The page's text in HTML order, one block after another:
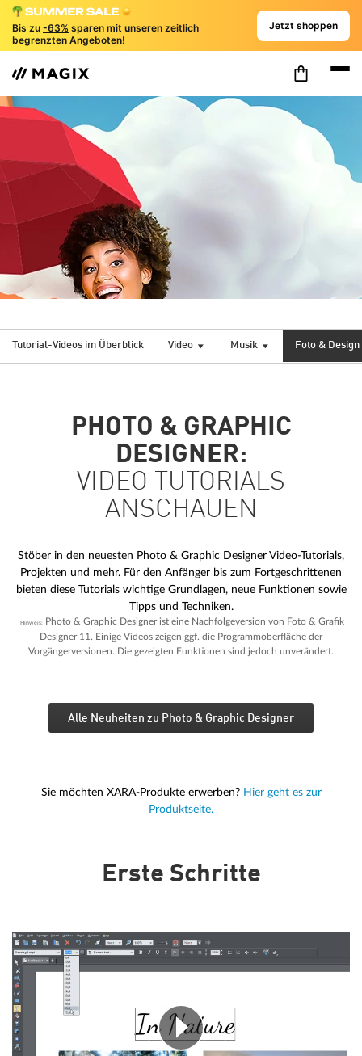
Bis zu -63% sparen mit unseren zeitlich
begrenzten Angeboten!
Jetzt shoppen
Tutorial-Videos im Überblick Video Musik Foto & Design
PHOTO & GRAPHIC
DESIGNER:
VIDEO TUTORIALS
ANSCHAUEN
Stöber in den neuesten Photo & Graphic Designer Video-Tutorials,
Projekten und mehr. Für den Anfänger bis zum Fortgeschrittenen
bieten diese Tutorials wichtige Grundlagen, neue Funktionen sowie
Tipps und Techniken.
Hinweis:
Photo & Graphic Designer ist eine Nachfolgeversion von Foto & Grafik
Designer 11. Einige Videos zeigen ggf. die Programmoberfläche der
Vorgängerversionen. Die gezeigten Funktionen sind jedoch unverändert.
Alle Neuheiten zu Photo & Graphic Designer
Sie möchten XARA-Produkte erwerben? Hier geht es zur
Produktseite.
Erste Schritte